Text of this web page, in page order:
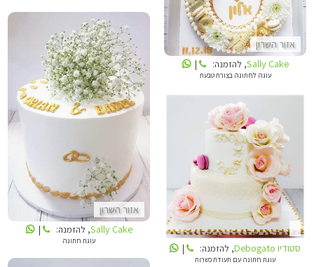
אזור השרון
Sally Cake, להזמנה: |
עוגה לחתונה בצורת טבעת
אזור השרון
SALLY CAKE
Sally Cake, להזמנה: |
עוגת חתונה
סטודיו DEBOGATO
סטודיו Debogato , להזמנה: |
עוגת חתונה עם תעודת כשרות